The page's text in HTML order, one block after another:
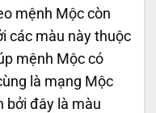
mệnh Mộc còn
các màu này thuộc
mệnh Mộc có
là mạng Mộc
bởi đây là màu